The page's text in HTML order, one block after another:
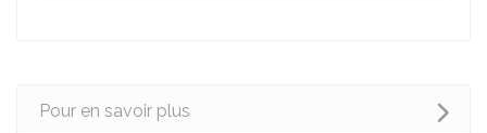
Pour en savoir plus